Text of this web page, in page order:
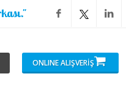
ONLINE ALIŞVERİŞ